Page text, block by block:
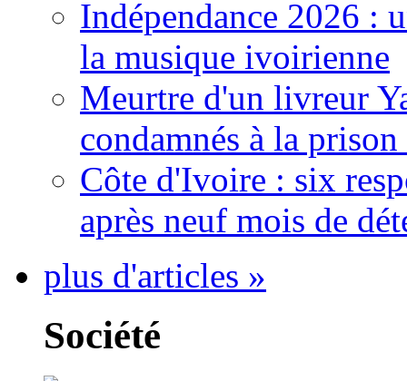
Indépendance 2026 :
la musique ivoirienne
Meurtre d'un livreur
condamnés à la
Côte d'Ivoire : six
après neuf mois de
plus d'articles »
Société